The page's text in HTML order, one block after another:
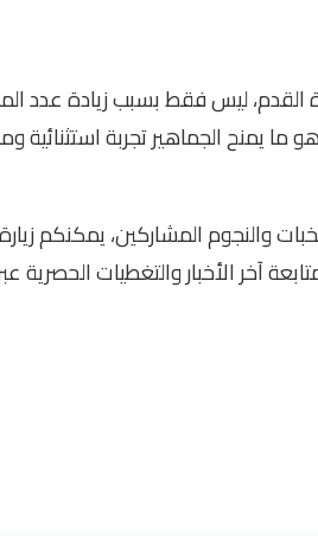
تاريخ كرة القدم، ليس فقط بسبب زيادة عدد
يمنح الجماهير تجربة استثنائية
التطورات الخاصة بالمنتخبات والنجوم المشاركين،
آخر الأخبار والتغطيات الحصرية